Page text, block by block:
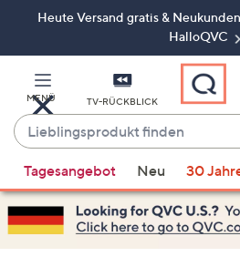
ZumHeute Versand gratis &
HalloQVC
MENÜ TV-RÜCKBLICK
Lieblingsprodukt
finden
Vorschläge
verfügbar
sind,
verwenden
Tagesangebot Neu 30